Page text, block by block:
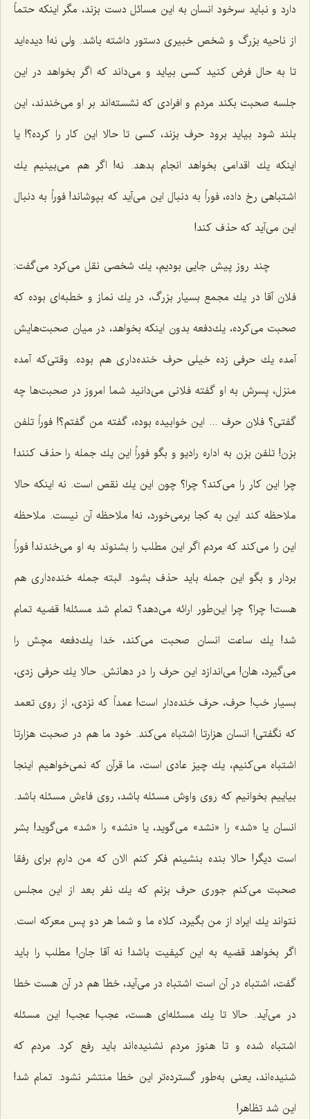
دارد و نباید سرخود انسان به این مسائل دست بزند، مگر اینكه حتماً
از ناحیه بزرگ و شخص خبیری دستور داشته باشد. ولی نه! دیده‌اید
تا به حال فرض كنید كسی بیاید و می‌داند كه اگر بخواهد در این
جلسه صحبت بكند مردم و افرادی كه نشسته‌اند بر او می‌خندند، این
بلند شود بیاید برود حرف بزند، كسی تا حالا این كار را كرده؟! یا
اینكه یك اقدامی بخواهد انجام بدهد. نه! اگر هم می‌بینیم یك
اشتباهی رخ داده، فوراً به دنبال این می‌آید كه بپوشاند! فوراً به دنبال
این می‌آید كه حذف كند!
چند روز پیش جایی بودیم، یك شخصی نقل می‌كرد می‌گفت:
فلان آقا در یك مجمع بسیار بزرگ، در یك نماز و خطبه‌ای بوده كه
صحبت می‌كرده، یك‌دفعه بدون اینكه بخواهد، در میان صحبت‌هایش
آمده یك حرفی زده خیلی حرف خنده‌داری هم بوده. وقتی‌كه آمده
منزل، پسرش به او گفته فلانی می‌دانید شما امروز در صحبت‌ها چه
گفتی؟ فلان حرف ... این خوابیده بوده، گفته من گفتم؟! فوراً تلفن
بزن! تلفن بزن به اداره رادیو و بگو فوراً این یك جمله را حذف كنند!
چرا این كار را می‌كند؟ چرا؟ چون این یك نقص است. نه اینكه حالا
ملاحظه كند این به كجا برمی‌خورد، نه! ملاحظه آن نیست. ملاحظه
این را می‌كند كه مردم اگر این مطلب را بشنوند به او می‌خندند! فوراً
بردار و بگو این جمله باید حذف بشود. البته جمله خنده‌داری هم
هست! چرا؟ چرا این‌طور ارائه می‌دهد؟ تمام شد مسئله! قضیه تمام
شد! یك ساعت انسان صحبت می‌كند، خدا یك‌دفعه مچش را
می‌گیرد، هان! می‌اندازد این حرف را در دهانش. حالا یك حرفی زدی،
بسیار خب! حرف، حرف خنده‌دار است! عمداً كه نزدی، از روی تعمد
كه نگفتی! انسان هزارتا اشتباه می‌كند. خود ما هم در صحبت هزارتا
اشتباه می‌كنیم، یك چیز عادی است، ما قرآن كه نمی‌خواهیم اینجا
بیاییم بخوانیم كه روی واوش مسئله باشد، روی فاءش مسئله باشد.
انسان یا «شد» را «نشد» می‌گوید، یا «نشد» را «شد» می‌گوید! بشر
است دیگر! حالا بنده بنشینم فكر كنم الان كه من دارم برای رفقا
صحبت می‌كنم جوری حرف بزنم كه یك نفر بعد از این مجلس
نتواند یك ایراد از من بگیرد، كلاه ما و شما هر دو پس معركه است.
اگر بخواهد قضیه به این كیفیت باشد! نه آقا جان! مطلب را باید
گفت، اشتباه در آن است اشتباه در می‌آید، خطا هم در آن هست خطا
در می‌آید. حالا تا یك مسئله‌ای هست، عجب! عجب! این مسئله
اشتباه شده و تا هنوز مردم نشنیده‌اند باید رفع كرد. مردم كه
شنیده‌اند، یعنی به‌طور گسترده‌تر این خطا منتشر نشود. تمام شد!
این شد تظاهر!